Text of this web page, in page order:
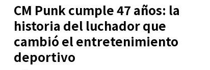
CM Punk cumple 47 años: la
historia del luchador que
cambió el entretenimiento
deportivo